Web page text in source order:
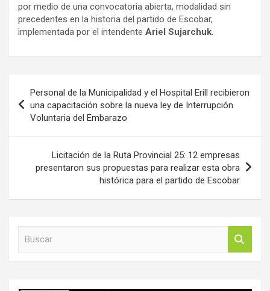
por medio de una convocatoria abierta, modalidad sin
precedentes en la historia del partido de Escobar,
implementada por el intendente Ariel Sujarchuk
de
entradas
Personal de la Municipalidad y el Hospital Erill recibieron
una capacitación sobre la nueva ley de Interrupción
Voluntaria del Embarazo
Licitación de la Ruta Provincial 25: 12 empresas
presentaron sus propuestas para realizar esta obra
histórica para el partido de Escobar